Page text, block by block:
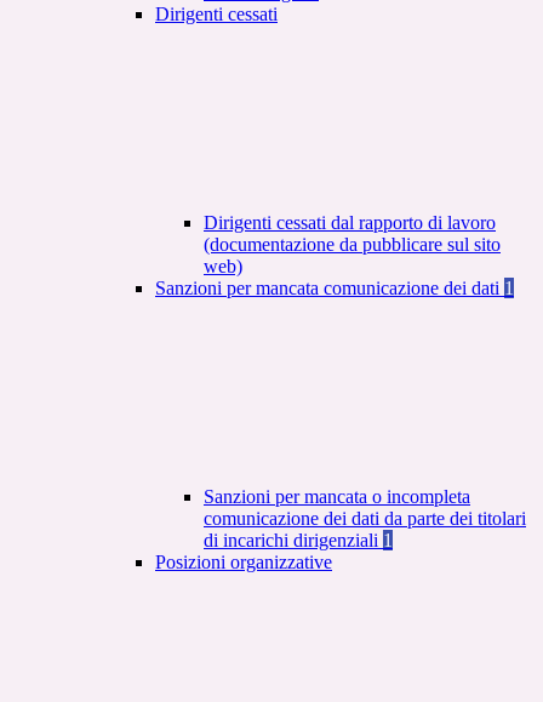
Dirigenti cessati
Dirigenti cessati dal rapporto di lavoro
(documentazione da pubblicare sul sito
web)
Sanzioni per mancata comunicazione dei dati 1
Sanzioni per mancata o incompleta
comunicazione dei dati da parte dei titolari
di incarichi dirigenziali 1
Posizioni organizzative